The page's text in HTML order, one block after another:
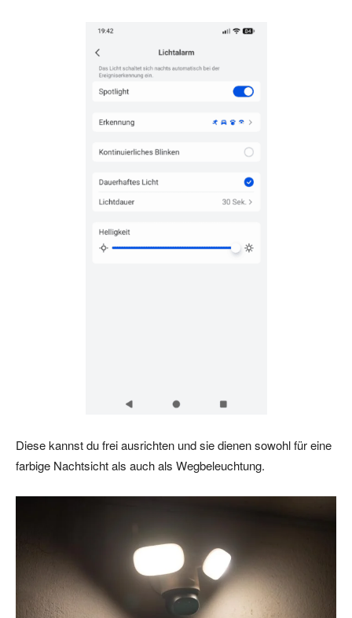
Diese kannst du frei ausrichten und sie dienen sowohl für eine
farbige Nachtsicht als auch als Wegbeleuchtung.